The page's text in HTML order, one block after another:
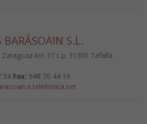
BARÁSOAIN S.L.
Zaragoza km 37 c.p. 31300 Tafalla
54 Fax: 948 70 44 19